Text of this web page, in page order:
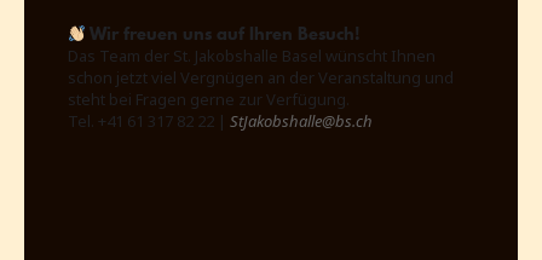
Wir freuen uns auf Ihren Besuch!
Das Team der St. Jakobshalle Basel wünscht Ihnen
schon jetzt viel Vergnügen an der Veranstaltung und
steht bei Fragen gerne zur Verfügung.
Tel. +41 61 317 82 22 | StJakobshalle@bs.ch